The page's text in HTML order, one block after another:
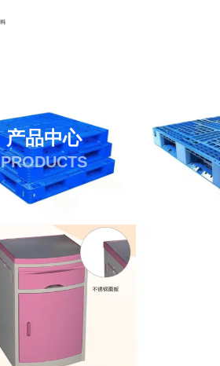
产品中心
PRODUCTS
首页 产品 -